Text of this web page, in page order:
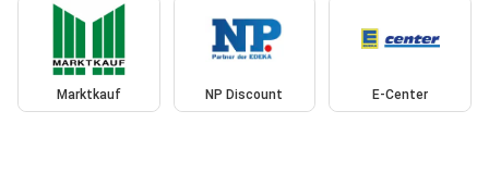
Marktkauf NP Discount E-Center